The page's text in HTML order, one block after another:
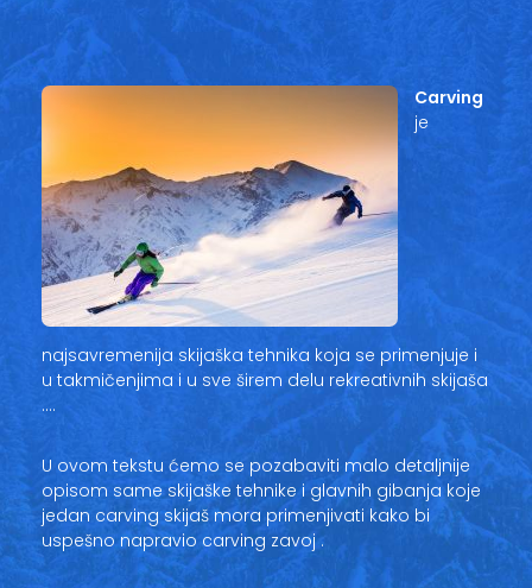
Carving
je
najsavremenija skijaška tehnika koja se primenjuje i
u takmičenjima i u sve širem delu rekreativnih skijaša
….
U ovom tekstu ćemo se pozabaviti malo detaljnije
opisom same skijaške tehnike i glavnih gibanja koje
jedan carving skijaš mora primenjivati kako bi
uspešno napravio carving zavoj .